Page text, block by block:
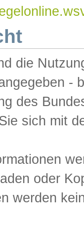
die
-
des
sich mit
oder
werden